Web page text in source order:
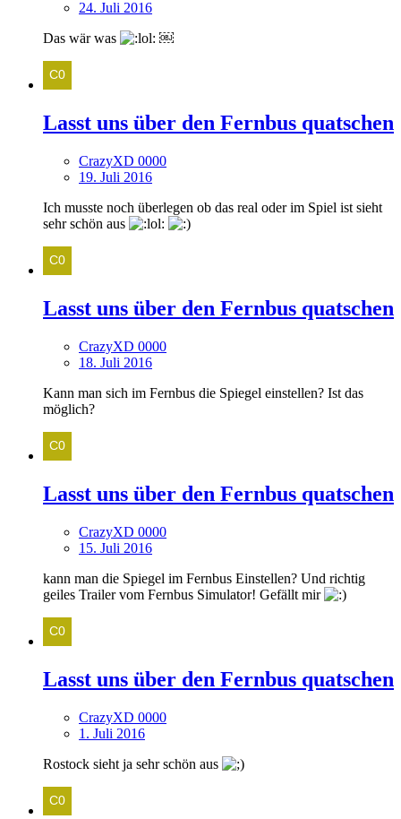
24. Juli 2016
Das wär was
￼
Lasst uns über den Fernbus quatschen
CrazyXD 0000
19. Juli 2016
Ich musste noch überlegen ob das real oder im Spiel ist sieht
sehr schön aus
Lasst uns über den Fernbus quatschen
CrazyXD 0000
18. Juli 2016
Kann man sich im Fernbus die Spiegel einstellen? Ist das
möglich?
Lasst uns über den Fernbus quatschen
CrazyXD 0000
15. Juli 2016
kann man die Spiegel im Fernbus Einstellen? Und richtig
geiles Trailer vom Fernbus Simulator! Gefällt mir
Lasst uns über den Fernbus quatschen
CrazyXD 0000
1. Juli 2016
Rostock sieht ja sehr schön aus